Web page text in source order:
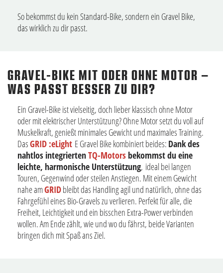
So bekommst du kein Standard-Bike, sondern ein Gravel Bike,
das wirklich zu dir passt.
GRAVEL-BIKE MIT ODER OHNE MOTOR –
WAS PASST BESSER ZU DIR?
Ein Gravel-Bike ist vielseitig, doch lieber klassisch ohne Motor
oder mit elektrischer Unterstützung? Ohne Motor setzt du voll auf
Muskelkraft, genießt minimales Gewicht und maximales Training.
DasGRID :eLight E Gravel Bike kombiniert beides: Dank des
nahtlos integriertenTQ-Motors bekommst du eine
leichte, harmonische Unterstützung, ideal bei langen
Touren, Gegenwind oder steilen Anstiegen. Mit einem Gewicht
nahe amGRIDbleibt das Handling agil und natürlich, ohne das
Fahrgefühl eines Bio-Gravels zu verlieren. Perfekt für alle, die
Freiheit, Leichtigkeit und ein bisschen Extra-Power verbinden
wollen. Am Ende zählt, wie und wo du fährst, beide Varianten
bringen dich mit Spaß ans Ziel.